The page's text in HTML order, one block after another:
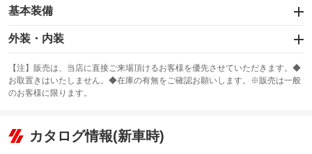
基本装備
エアバッグ：運転席/助手席/サイド
：装備あり
：装備なし
サンルーフ
：装備なし ABS
リフトアップ
：装備なし
外装・内装
カーナビ
：装備なし
TV
：装備なし
ビジュアル
：装備なし
【注】販売は、当店に直接ご来場頂けるお客様を優先させていただきます。◆
お取置きはいたしません。◆在庫の有無をご確認お願いします。※販売は一般
のお客様に限ります。
カタログ情報(新車時)